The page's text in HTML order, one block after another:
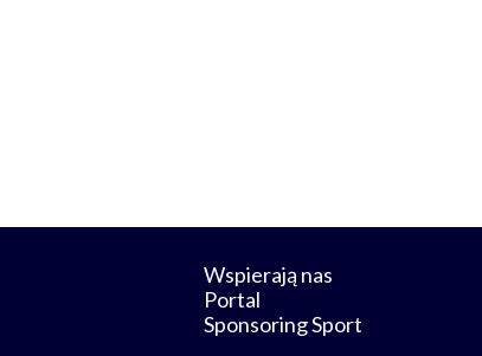
Wspierają nas
Portal
Sponsoring Sport